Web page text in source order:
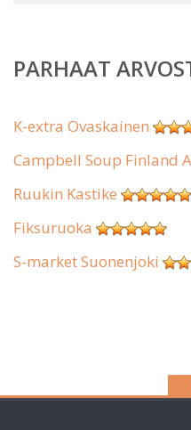
PARHAAT
K-extra Ovaskainen
Campbell Soup Finland
Ruukin Kastike
Fiksuruoka
S-market Suonenjoki